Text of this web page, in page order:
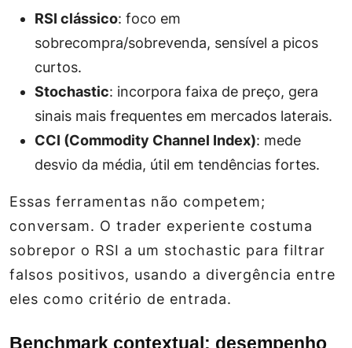
RSI clássico: foco em
sobrecompra/sobrevenda, sensível a picos
curtos.
Stochastic: incorpora faixa de preço, gera
sinais mais frequentes em mercados laterais.
CCI (Commodity Channel Index): mede
desvio da média, útil em tendências fortes.
Essas ferramentas não competem;
conversam. O trader experiente costuma
sobrepor o RSI a um stochastic para filtrar
falsos positivos, usando a divergência entre
eles como critério de entrada.
Benchmark contextual: desempenho